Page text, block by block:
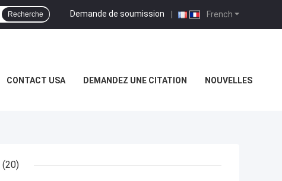
French
Demande de soumission |
Recherche
CONTACT USA DEMANDEZ UNE CITATION NOUVELLES
(20)